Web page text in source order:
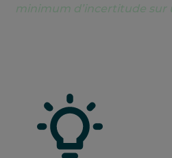
minimum d’incertitude sur